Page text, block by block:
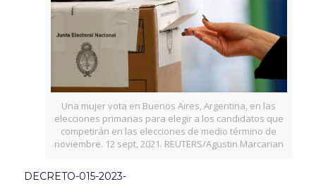
Una mujer vota en Buenos Aires, Argentina, en las
elecciones primarias para elegir a los candidatos que
competirán en las elecciones de medio término de
noviembre. 12 sept, 2021. REUTERS/Agustin Marcarian
DECRETO-015-2023-